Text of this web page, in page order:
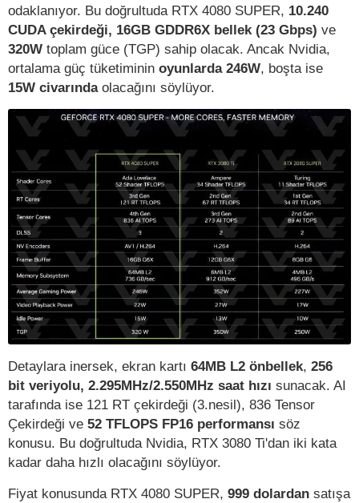
odaklanıyor. Bu doğrultuda RTX 4080 SUPER, 10.240
CUDA çekirdeği, 16GB GDDR6X bellek (23 Gbps) ve
320W toplam güce (TGP) sahip olacak. Ancak Nvidia,
ortalama güç tüketiminin oyunlarda 246W, boşta ise
15W civarındaolacağını söylüyor.
Detaylara inersek, ekran kartı 64MB L2 önbellek, 256
bit veriyolu, 2.295MHz/2.550MHz saat hızı sunacak. AI
tarafında ise 121 RT çekirdeği (3.nesil), 836 Tensor
Çekirdeği ve 52 TFLOPS FP16 performansı söz
konusu. Bu doğrultuda Nvidia, RTX 3080 Ti'dan iki kata
kadar daha hızlı olacağını söylüyor.
Fiyat konusunda RTX 4080 SUPER, 999 dolardan satışa